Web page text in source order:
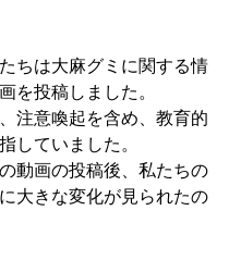
ちは大麻グミに関する情
を投稿しました。
注意喚起を含め、教育的
していました。
動画の投稿後、私たちの
大きな変化が見られたの